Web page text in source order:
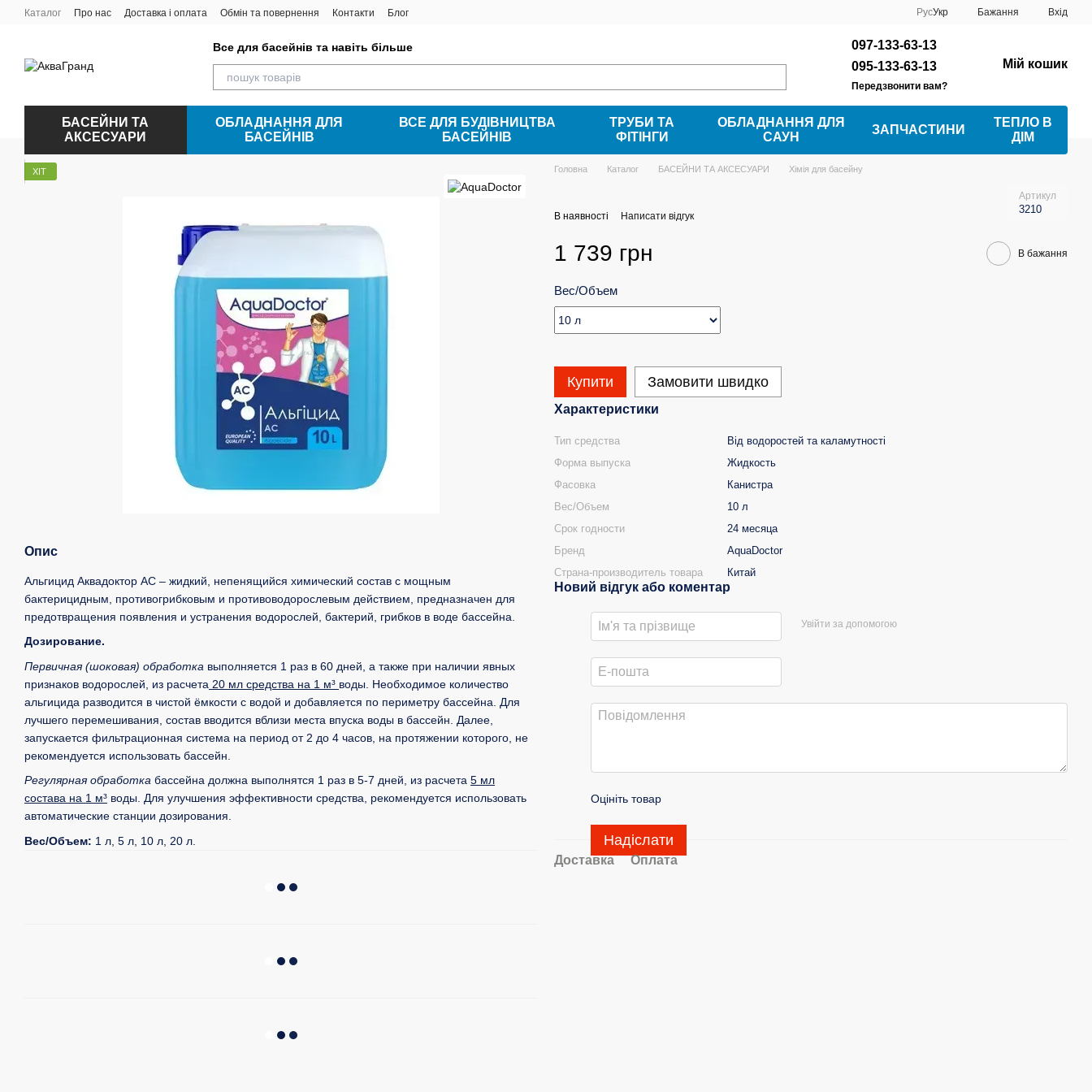
Перейти до основного контенту
Каталог Про нас Доставка і оплата Обмін та повернення Контакти Блог РусУкр Бажання Вхід
Все для басейнів та навіть більше
097-133-63-13
095-133-63-13
Передзвонити вам?
Мій кошик
БАСЕЙНИ ТА
АКСЕСУАРИ
ОБЛАДНАННЯ ДЛЯ
БАСЕЙНІВ
ВСЕ ДЛЯ БУДІВНИЦТВА
БАСЕЙНІВ
ТРУБИ ТА
ФІТІНГИ
ОБЛАДНАННЯ ДЛЯ
САУН
ЗАПЧАСТИНИ
ТЕПЛО В
ДІМ
ХІТ
Опис
Альгицид Аквадоктор АС – жидкий, непенящийся химический состав с мощным
бактерицидным, противогрибковым и противоводорослевым действием, предназначен для
предотвращения появления и устранения водорослей, бактерий, грибков в воде бассейна.
Дозирование.
Первичная (шоковая) обработка выполняется 1 раз в 60 дней, а также при наличии явных
признаков водорослей, из расчета 20 мл средства на 1 м³ воды. Необходимое количество
альгицида разводится в чистой ёмкости с водой и добавляется по периметру бассейна. Для
лучшего перемешивания, состав вводится вблизи места впуска воды в бассейн. Далее,
запускается фильтрационная система на период от 2 до 4 часов, на протяжении которого, не
рекомендуется использовать бассейн.
Регулярная обработка бассейна должна выполнятся 1 раз в 5-7 дней, из расчета 5 мл
состава на 1 м³ воды. Для улучшения эффективности средства, рекомендуется использовать
автоматические станции дозирования.
Вес/Объем: 1 л, 5 л, 10 л, 20 л.
Головна Каталог БАСЕЙНИ ТА АКСЕСУАРИ Хімія для басейну
Артикул
3210
В наявності Написати відгук
1 739 грн В бажання
Вес/Объем
Купити Замовити швидко
Характеристики
Тип средства
Від водоростей та каламутності
Форма выпуска
Жидкость
Фасовка
Канистра
Вес/Объем
10 л
Срок годности
24 месяца
Бренд
AquaDoctor
Страна-производитель товара
Китай
Новий відгук або коментар
Увійти за допомогою
Оцініть товар
Надіслати
Доставка Оплата